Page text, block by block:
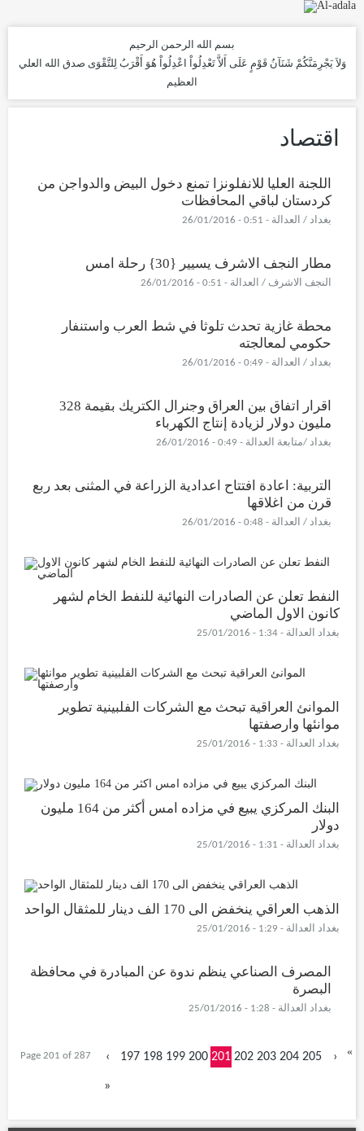
بسم الله الرحمن الرحيم
وَلاَ يَجْرِمَنَّكُمْ شَنَآنُ قَوْمٍ عَلَى أَلاَّ تَعْدِلُواْ اعْدِلُواْ هُوَ أَقْرَبُ لِلتَّقْوَى صدق الله العلي
العظيم
اقتصاد
اللجنة العليا للانفلونزا تمنع دخول البيض والدواجن من
كردستان لباقي المحافظات
بغداد / العدالة - 0:51 - 26/01/2016
مطار النجف الاشرف يسيير {30} رحلة امس
النجف الاشرف / العدالة - 0:51 - 26/01/2016
محطة غازية تحدث تلوثا في شط العرب واستنفار
حكومي لمعالجته
بغداد / العدالة - 0:49 - 26/01/2016
اقرار اتفاق بين العراق وجنرال الكتريك بقيمة 328
مليون دولار لزيادة إنتاج الكهرباء
بغداد /متابعة العدالة - 0:49 - 26/01/2016
التربية: اعادة افتتاح اعدادية الزراعة في المثنى بعد ربع
قرن من اغلاقها
بغداد / العدالة - 0:48 - 26/01/2016
النفط تعلن عن الصادرات النهائية للنفط الخام لشهر
كانون الاول الماضي
بغداد العدالة - 1:34 - 25/01/2016
الموانئ العراقية تبحث مع الشركات الفلبينية تطوير
موانئها وارصفتها
بغداد العدالة - 1:33 - 25/01/2016
البنك المركزي يبيع في مزاده امس أكثر من 164 مليون
دولار
بغداد العدالة - 1:31 - 25/01/2016
الذهب العراقي ينخفض الى 170 الف دينار للمثقال الواحد
بغداد العدالة - 1:29 - 25/01/2016
المصرف الصناعي ينظم ندوة عن المبادرة في محافظة
البصرة
بغداد العدالة - 1:28 - 25/01/2016
Page 201 of 287 «
‹ 197 198 199 200 201 202 203 204 205 ›
»